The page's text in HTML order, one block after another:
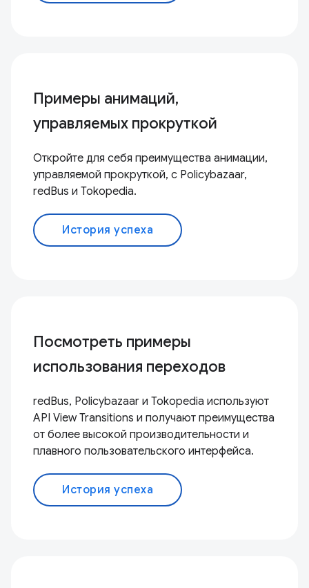
Примеры анимаций,
управляемых прокруткой
Откройте для себя преимущества анимации,
управляемой прокруткой, с Policybazaar,
redBus и Tokopedia.
История успеха
Посмотреть примеры
использования переходов
redBus, Policybazaar и Tokopedia используют
API View Transitions и получают преимущества
от более высокой производительности и
плавного пользовательского интерфейса.
История успеха